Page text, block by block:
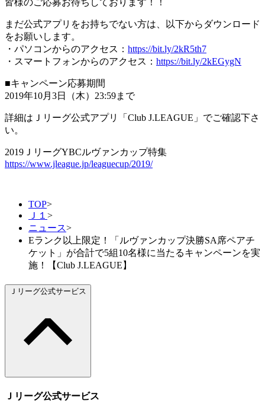
皆様のご応募お待ちしております！！
まだ公式アプリをお持ちでない方は、以下からダウンロード
をお願いします。
・パソコンからのアクセス： https://bit.ly/2kR5th7
・スマートフォンからのアクセス： https://bit.ly/2kEGygN
■キャンペーン応募期間
2019年10月3日（木）23:59まで
詳細はＪリーグ公式アプリ「Club J.LEAGUE」でご確認下さ
い。
2019ＪリーグYBCルヴァンカップ特集
https://www.jleague.jp/leaguecup/2019/
TOP>
Ｊ１ >
ニュース>
Eランク以上限定！「ルヴァンカップ決勝SA席ペアチ
ケット」が合計で5組10名様に当たるキャンペーンを実
施！【Club J.LEAGUE】
Ｊリーグ公式サービス
Ｊリーグ公式サービス